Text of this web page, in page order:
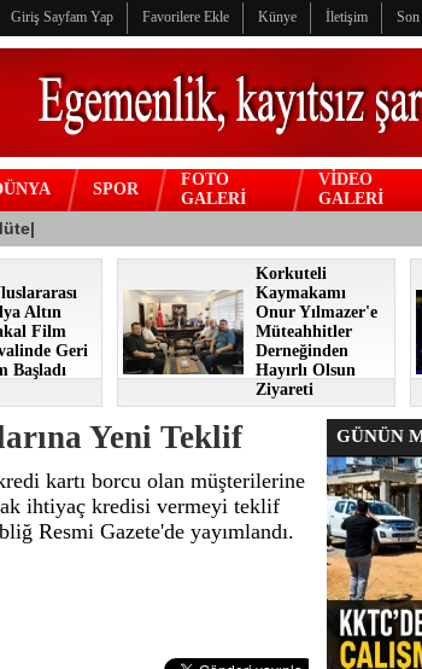
Giriş Sayfam Yap Favorilere Ekle Künye İletişim
SPOR
FOTO
GALERİ
VİDEO
GALERİ
Altın
Film
Geri
Başladı
Korkuteli
Kaymakamı
Onur Yılmazer'e
Müteahhitler
Derneğinden
Hayırlı Olsun
Ziyareti
Yeni Teklif
kartı borcu olan müşterilerine
ihtiyaç kredisi vermeyi teklif
Resmi Gazete'de yayımlandı.
GÜNÜN